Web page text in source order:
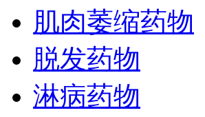
肌肉萎缩药物
脱发药物
淋病药物